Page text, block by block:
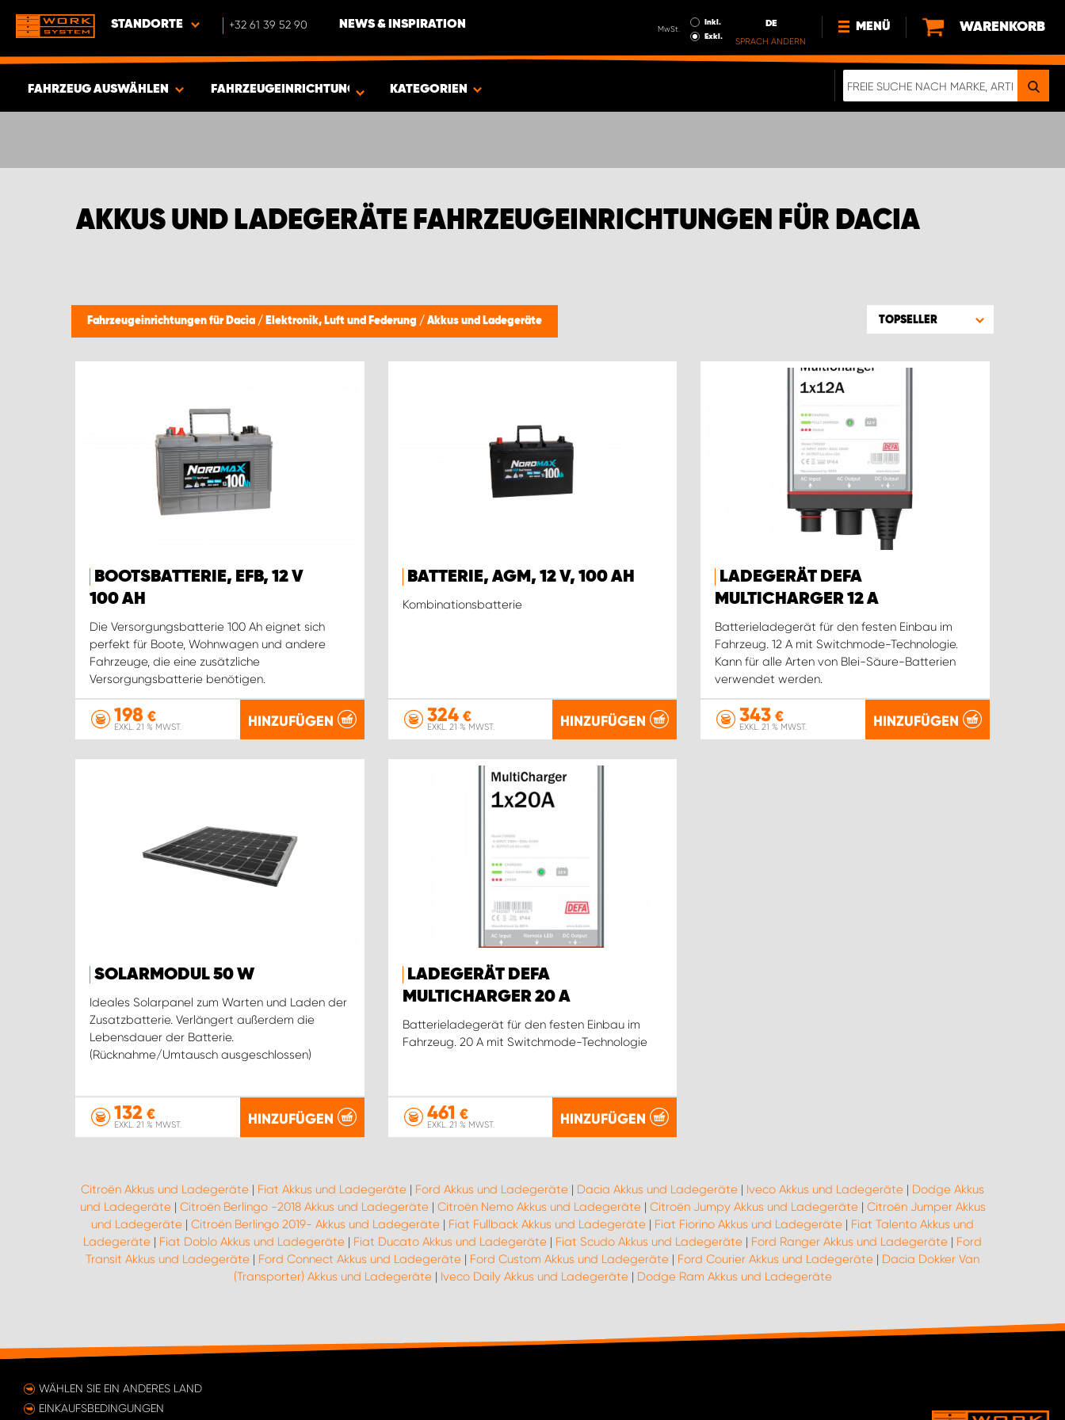
STANDORTE +32 61 39 52 90 NEWS & INSPIRATION MwSt.
Inkl.
Exkl.
DE
SPRACH ÄNDERN
MENÜ
NEWS
WARENKORB
FAHRZEUG AUSWÄHLEN
ARTIKEL
FAHRZEUGEINRICHTUNGEN FÜR DACIA
KATEGORIEN
AKKUS UND LADEGERÄTE FAHRZEUGEINRICHTUNGEN FÜR DACIA
Fahrzeugeinrichtungen für Dacia / Elektronik, Luft und Federung / Akkus und Ladegeräte TOPSELLER
BOOTSBATTERIE, EFB, 12 V
100 AH
Die Versorgungsbatterie 100 Ah eignet sich
perfekt für Boote, Wohnwagen und andere
Fahrzeuge, die eine zusätzliche
Versorgungsbatterie benötigen.
198 €
EXKL. 21 % MWST. HINZUFÜGEN
BATTERIE, AGM, 12 V, 100 AH
Kombinationsbatterie
324€
EXKL. 21 % MWST. HINZUFÜGEN
LADEGERÄT DEFA
MULTICHARGER 12 A
Batterieladegerät für den festen Einbau im
Fahrzeug. 12 A mit Switchmode-Technologie.
Kann für alle Arten von Blei-Säure-Batterien
verwendet werden.
343 €
EXKL. 21 % MWST. HINZUFÜGEN
SOLARMODUL 50 W
Ideales Solarpanel zum Warten und Laden der
Zusatzbatterie. Verlängert außerdem die
Lebensdauer der Batterie.
(Rücknahme/Umtausch ausgeschlossen)
132 €
EXKL. 21 % MWST. HINZUFÜGEN
LADEGERÄT DEFA
MULTICHARGER 20 A
Batterieladegerät für den festen Einbau im
Fahrzeug. 20 A mit Switchmode-Technologie
461 €
EXKL. 21 % MWST. HINZUFÜGEN
Citroën Akkus und Ladegeräte | Fiat Akkus und Ladegeräte | Ford Akkus und Ladegeräte | Dacia Akkus und Ladegeräte | Iveco Akkus und Ladegeräte | Dodge Akkus
und Ladegeräte| Citroën Berlingo -2018 Akkus und Ladegeräte| Citroën Nemo Akkus und Ladegeräte| Citroën Jumpy Akkus und Ladegeräte| Citroën Jumper Akkus
und Ladegeräte | Citroën Berlingo 2019- Akkus und Ladegeräte | Fiat Fullback Akkus und Ladegeräte | Fiat Fiorino Akkus und Ladegeräte | Fiat Talento Akkus und
Ladegeräte | Fiat Doblo Akkus und Ladegeräte | Fiat Ducato Akkus und Ladegeräte | Fiat Scudo Akkus und Ladegeräte | Ford Ranger Akkus und Ladegeräte | Ford
Transit Akkus und Ladegeräte | Ford Connect Akkus und Ladegeräte | Ford Custom Akkus und Ladegeräte | Ford Courier Akkus und Ladegeräte | Dacia Dokker Van
(Transporter) Akkus und Ladegeräte| Iveco Daily Akkus und Ladegeräte| Dodge Ram Akkus und Ladegeräte
WÄHLEN SIE EIN ANDERES LAND
EINKAUFSBEDINGUNGEN